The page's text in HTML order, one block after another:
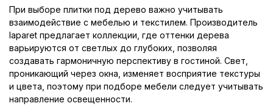
При выборе плитки под дерево важно учитывать
взаимодействие с мебелью и текстилем. Производитель
laparet предлагает коллекции, где оттенки дерева
варьируются от светлых до глубоких, позволяя
создавать гармоничную перспективу в гостиной. Свет,
проникающий через окна, изменяет восприятие текстуры
и цвета, поэтому при подборе мебели следует учитывать
направление освещенности.